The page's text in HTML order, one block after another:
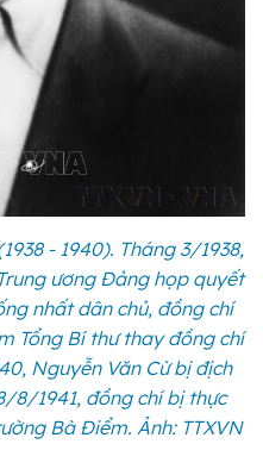
- 1940). Tháng 3/1938,
ương Đảng họp quyết
nhất dân chủ, đồng chí
Tổng Bí thư thay đồng chí
Nguyễn Văn Cừ bị địch
8/1941, đồng chí bị thực
Bà Điểm. Ảnh: TTXVN